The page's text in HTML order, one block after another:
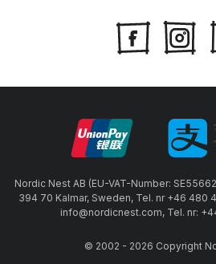
Nordic Nest AB (EU-VAT-Number:
394 70 Kalmar, Sweden, Tel. nr +46 480
info@nordicnest.com, Tel. nr:
© 2002 - 2026 Copyright